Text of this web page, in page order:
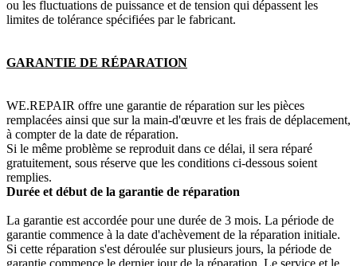
ou les fluctuations de puissance et de tension qui dépassent les
limites de tolérance spécifiées par le fabricant.
GARANTIE DE RÉPARATION
WE.REPAIR offre une garantie de réparation sur les pièces
remplacées ainsi que sur la main-d'œuvre et les frais de déplacement,
à compter de la date de réparation.
Si le même problème se reproduit dans ce délai, il sera réparé
gratuitement, sous réserve que les conditions ci-dessous soient
remplies.
Durée et début de la garantie de réparation
La garantie est accordée pour une durée de 3 mois. La période de
garantie commence à la date d'achèvement de la réparation initiale.
Si cette réparation s'est déroulée sur plusieurs jours, la période de